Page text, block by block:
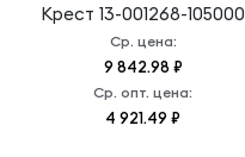
Крест 13-001268-105000
Ср. цена:
9 842.98 ₽
Ср. опт. цена:
4 921.49 ₽